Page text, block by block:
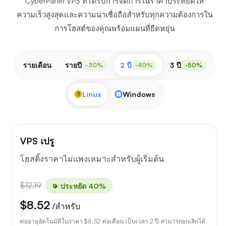
ความเร็วสูงสุดและความน่าเชื่อถือสำหรับทุกความต้องการใน
การโฮสต์ของคุณพร้อมแผนที่ยืดหยุ่น
รายเดือน รายปี -30% 2 ปี -40% 3 ปี -50%
Linux Windows
VPS เปรู
โฮสติ้งราคาไม่แพงเหมาะสำหรับผู้เริ่มต้น
$12.19 ประหยัด 40%
$8.52 /สำหรับ
ต่ออายุอัตโนมัติในราคา $8.52 ต่อเดือน เป็นเวลา 2 ปี สามารถยกเลิกได้